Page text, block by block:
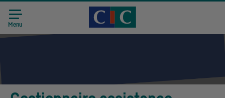
Accueil CIC Recrutement
Menu